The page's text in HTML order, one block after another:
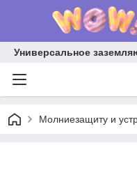
Универсальное
Молниезащиту и